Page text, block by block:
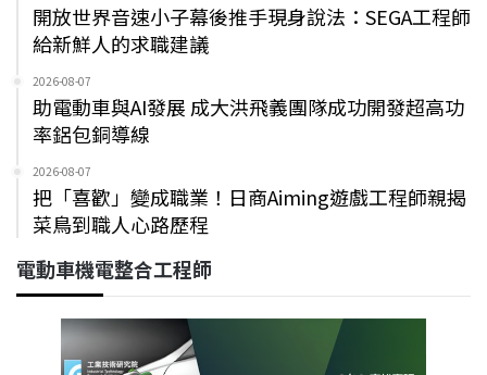
開放世界音速小子幕後推手現身說法：SEGA工程師
給新鮮人的求職建議
2026-08-07
助電動車與AI發展 成大洪飛義團隊成功開發超高功
率鋁包銅導線
2026-08-07
把「喜歡」變成職業！日商Aiming遊戲工程師親揭
菜鳥到職人心路歷程
電動車機電整合工程師